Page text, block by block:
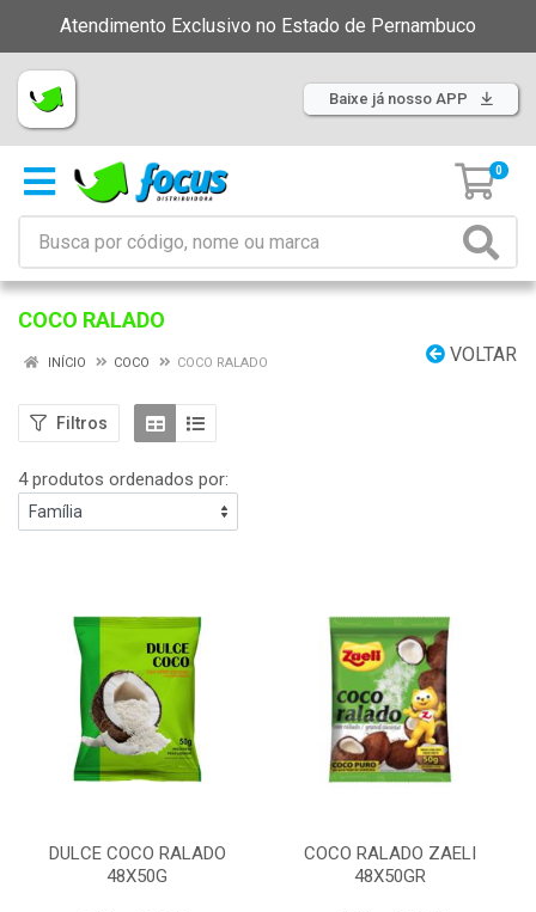
Atendimento Exclusivo no Estado de Pernambuco
Baixe já nosso APP
0
COCO RALADO
VOLTAR
INÍCIO COCO COCO RALADO
Filtros
4 produtos ordenados por:
DULCE COCO RALADO
48X50G
COCO RALADO ZAELI
48X50GR